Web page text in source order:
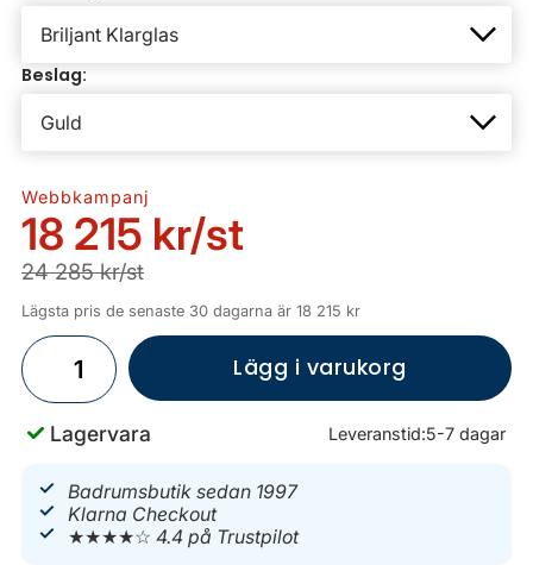
Beslag:
Webbkampanj
18 215 kr/st
24 285 kr/st
Lägsta pris de senaste 30 dagarna är 18 215 kr
Lägg i varukorg
Lagervara Leveranstid:5-7 dagar
Badrumsbutik sedan 1997
Klarna Checkout
★★★★☆4.4 på Trustpilot